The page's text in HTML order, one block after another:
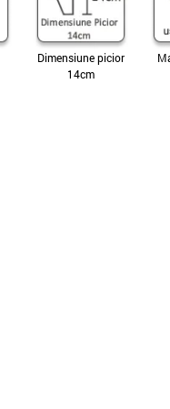
Dimensiune picior
14cm